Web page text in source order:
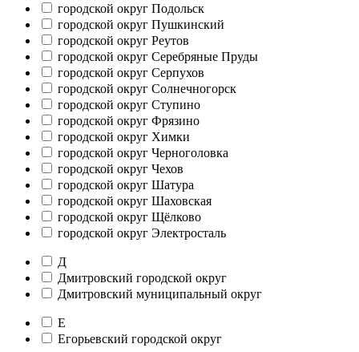
городской округ Подольск
городской округ Пушкинский
городской округ Реутов
городской округ Серебряные Пруды
городской округ Серпухов
городской округ Солнечногорск
городской округ Ступино
городской округ Фрязино
городской округ Химки
городской округ Черноголовка
городской округ Чехов
городской округ Шатура
городской округ Шаховская
городской округ Щёлково
городской округ Электросталь
Д
Дмитровский городской округ
Дмитровский муниципальный округ
Е
Егорьевский городской округ